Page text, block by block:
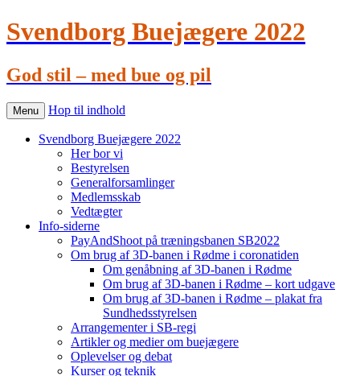
Svendborg Buejægere 2022
God stil – med bue og pil
Menu Hop til indhold
Svendborg Buejægere 2022
Her bor vi
Bestyrelsen
Generalforsamlinger
Medlemsskab
Vedtægter
Info-siderne
PayAndShoot på træningsbanen SB2022
Om brug af 3D-banen i Rødme i coronatiden
Om genåbning af 3D-banen i Rødme
Om brug af 3D-banen i Rødme – kort udgave
Om brug af 3D-banen i Rødme – plakat fra
Sundhedsstyrelsen
Arrangementer i SB-regi
Artikler og medier om buejægere
Oplevelser og debat
Kurser og teknik